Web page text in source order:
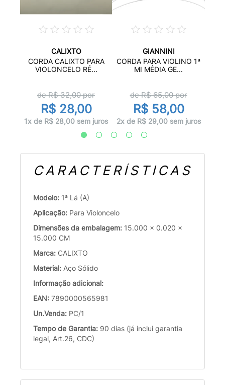
CALIXTO
CORDA CALIXTO PARA
VIOLONCELO RÉ...
de R$32,00por
R$ 28,00
1x de R$ 28,00 sem juros
GIANNINI
CORDA PARA VIOLINO 1ª
MI MÉDIA GE...
de R$65,00por
R$ 58,00
2x de R$ 29,00 sem juros
CARACTERÍSTICAS
Modelo: 1ª Lá (A)
Aplicação: Para Violoncelo
Dimensões da embalagem: 15.000 x 0.020 x
15.000 CM
Marca: CALIXTO
Material: Aço Sólido
Informação adicional:
EAN: 7890000565981
Un.Venda: PC/1
Tempo de Garantia: 90 dias (já inclui garantia
legal, Art.26, CDC)